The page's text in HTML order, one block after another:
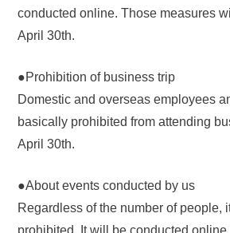
conducted online. Those measures
April 30th.
●Prohibition of business trip
Domestic and overseas employees
basically prohibited from attending
April 30th.
●About events conducted by us
Regardless of the number of people,
prohibited. It will be conducted online